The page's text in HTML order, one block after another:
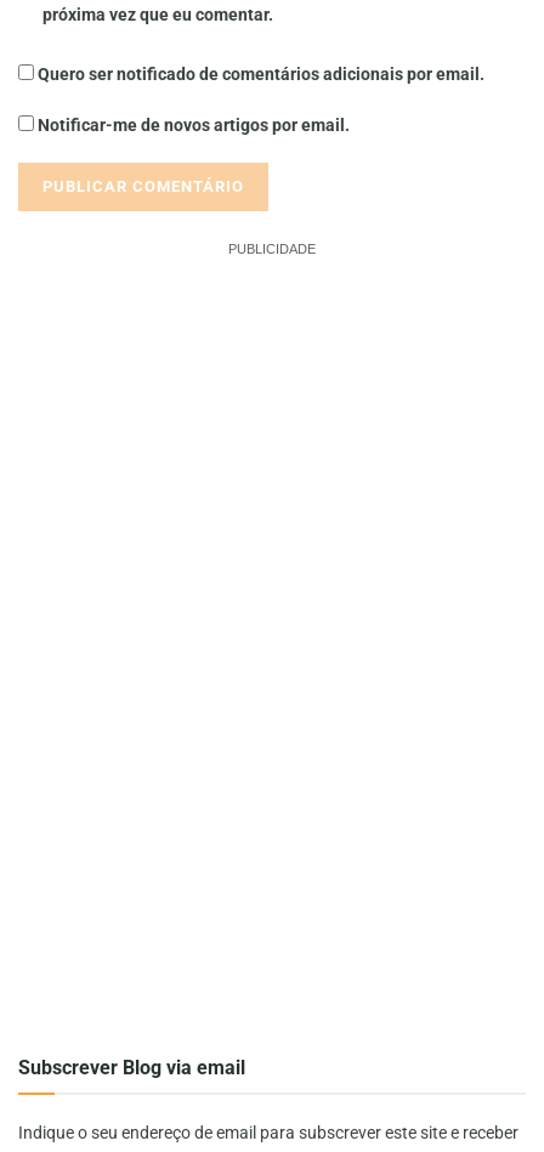
próxima vez que eu comentar.
Quero ser notificado de comentários adicionais por email.
Notificar-me de novos artigos por email.
PUBLICIDADE
Subscrever Blog via email
Indique o seu endereço de email para subscrever este site e receber